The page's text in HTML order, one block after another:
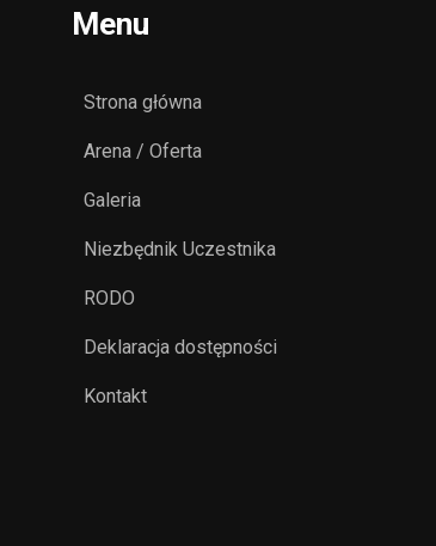
Menu
Strona główna
Arena / Oferta
Galeria
Niezbędnik Uczestnika
RODO
Deklaracja dostępności
Kontakt